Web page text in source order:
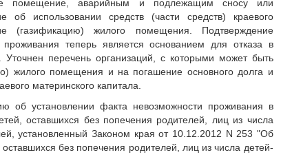
помещение, аварийным и подлежащим сносу или
об использовании средств (части средств) краевого
(газификацию) жилого помещения. Подтверждение
теперь является основанием для отказа в
перечень организаций, с которыми может быть
жилого помещения и на погашение основного долга и
материнского капитала.
об установлении факта невозможности проживания в
оставшихся без попечения родителей, лиц из числа
установленный Законом края от 10.12.2012 N 253 "Об
без попечения родителей, лиц из числа детей-